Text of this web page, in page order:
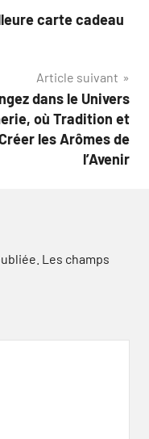
carte cadeau
Article suivant
dans le Univers
où Tradition et
les Arômes de
l’Avenir
Les champs